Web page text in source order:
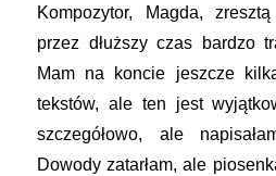
Kompozytor, Magda,
przez dłuższy czas bardzo
Mam na koncie jeszcze
tekstów, ale ten jest
szczegółowo, ale
Dowody zatarłam, ale